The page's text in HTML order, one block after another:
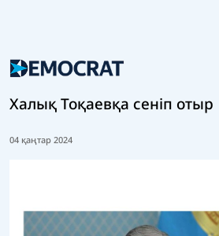
Халық Тоқаевқа сеніп отыр
04 қаңтар 2024